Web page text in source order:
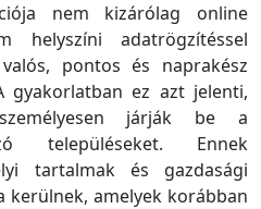
nem kizárólag online
helyszíni adatrögzítéssel
pontos és naprakész
gyakorlatban ez azt jelenti,
járják be a
településeket. Ennek
tartalmak és gazdasági
kerülnek, amelyek korábban